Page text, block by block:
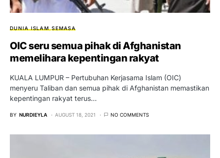
DUNIA ISLAM SEMASA
OIC seru semua pihak di Afghanistan
memelihara kepentingan rakyat
KUALA LUMPUR – Pertubuhan Kerjasama Islam (OIC)
menyeru Taliban dan semua pihak di Afghanistan memastikan
kepentingan rakyat terus…
BY NURDIEYLA AUGUST 18, 2021 NO COMMENTS